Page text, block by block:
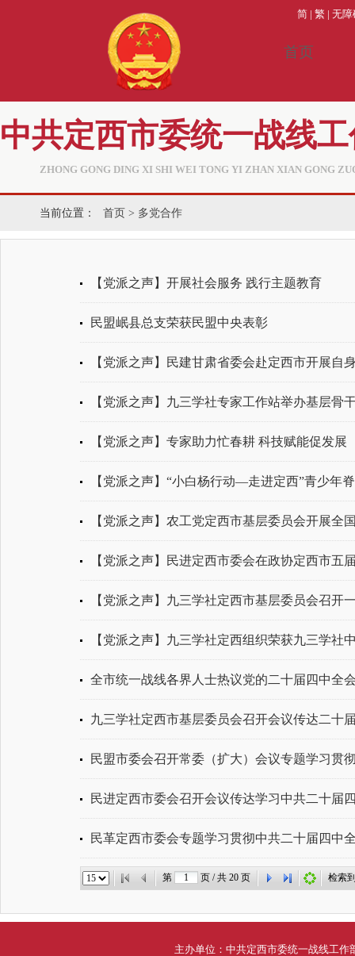
简 | 繁 | 无障
首页
中共定西市委统一战线
ZHONG GONG DING XI SHI WEI TONG YI ZHAN XIAN GONG
当前位置： 首页 > 多党合作
【党派之声】开展社会服务 践行主题教育
民盟岷县总支荣获民盟中央表彰
【党派之声】民建甘肃省委会赴定西市开展自
【党派之声】九三学社专家工作站举办基层骨
【党派之声】专家助力忙春耕 科技赋能促发展
【党派之声】“小白杨行动—走进定西”青少年
【党派之声】农工党定西市基层委员会开展全
【党派之声】民进定西市委会在政协定西市五
【党派之声】九三学社定西市基层委员会召开
【党派之声】九三学社定西组织荣获九三学社
全市统一战线各界人士热议党的二十届四中全
九三学社定西市基层委员会召开会议传达二十
民盟市委会召开常委（扩大）会议专题学习贯
民进定西市委会召开会议传达学习中共二十届
民革定西市委会专题学习贯彻中共二十届四中
第 页 / 共 20 页 检索
主办单位：中共定西市委统一战线工作